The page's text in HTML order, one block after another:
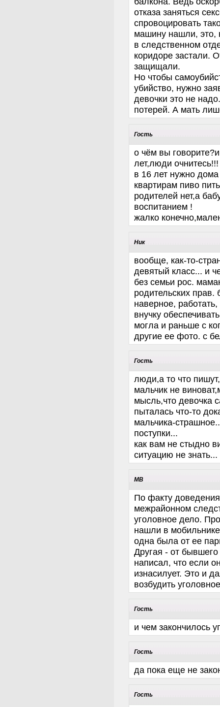
отказа заняться
спровоцировать
машину нашли, это,
в следственном
коридоре застали.
защищали.
Но чтобы
убийство, нужно
девочки это не
потерей. А мать
Гость
о чём вы
лет,люди очнитесь!!!
в 16 лет нужно
квартирам пиво
родителей нет,а
воспитанием !
жалко
Ник
вообще, как-то-
девятый класс... и
без семьи рос.
родительских
наверное,
внучку
могла и раньше с
другие ее фото. с
Гость
люди,а то что
мальчик не
мысль,что девочка
пыталась что-то
мальчика-
поступки...
как вам не стыдно
ситуацию не знать...
МВ
По факту
межрайонном
уголовное дело.
нашли в
одна была от ее
Другая - от
написал, что если
изнасилует. Это и
возбудить
Гость
и чем закончилось
Гость
да пока еще не
Гость